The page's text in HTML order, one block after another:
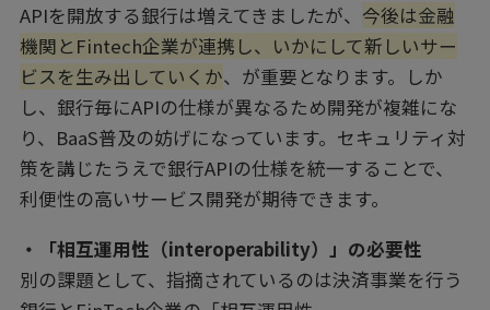
APIを開放する銀行は増えてきましたが、 今後は金融
機関とFintech企業が連携し、いかにして新しいサー
ビスを生み出していくか、が重要となります。しか
し、銀行毎にAPIの仕様が異なるため開発が複雑にな
り、BaaS普及の妨げになっています。セキュリティ対
策を講じたうえで銀行APIの仕様を統一することで、
利便性の高いサービス開発が期待できます。
・「相互運用性（interoperability）」の必要性
別の課題として、指摘されているのは決済事業を行う